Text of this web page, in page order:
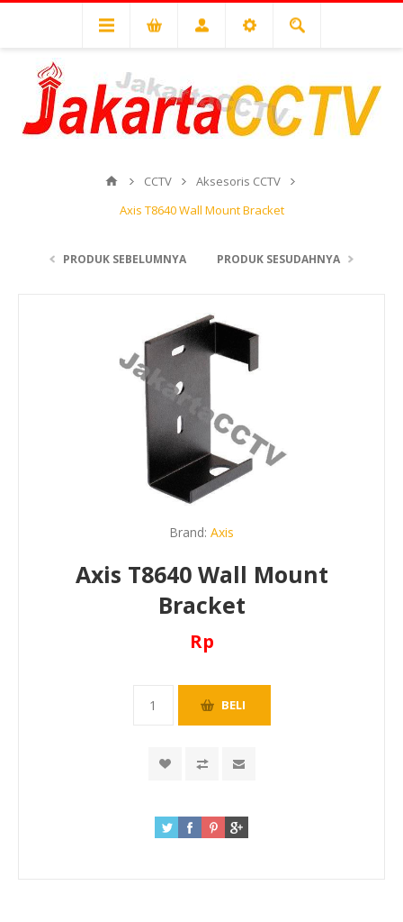
CCTV
Aksesoris CCTV
Axis T8640 Wall Mount Bracket
PRODUK SEBELUMNYA PRODUK SESUDAHNYA
Brand: Axis
Axis T8640 Wall Mount
Bracket
Rp